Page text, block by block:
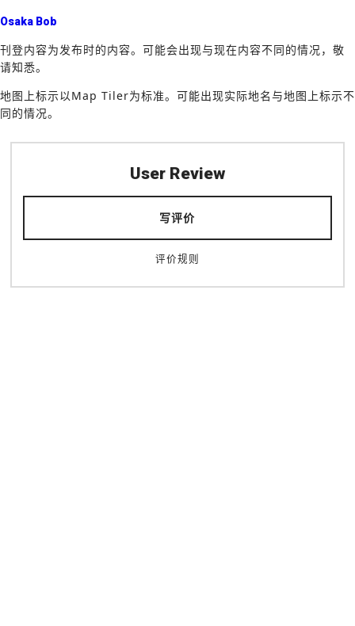
Osaka Bob
刊登内容为发布时的内容。可能会出现与现在内容不同的情况，敬
请知悉。
地图上标示以Map Tiler为标准。可能出现实际地名与地图上标示不
同的情况。
User Review
写评价
评价规则